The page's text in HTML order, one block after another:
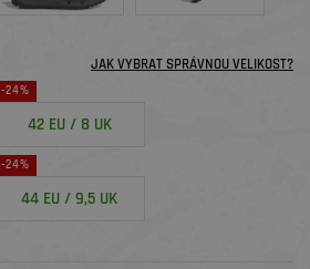
JAK VYBRAT SPRÁVNOU VELIKOST?
-24%
42 EU / 8 UK
-24%
44 EU / 9,5 UK